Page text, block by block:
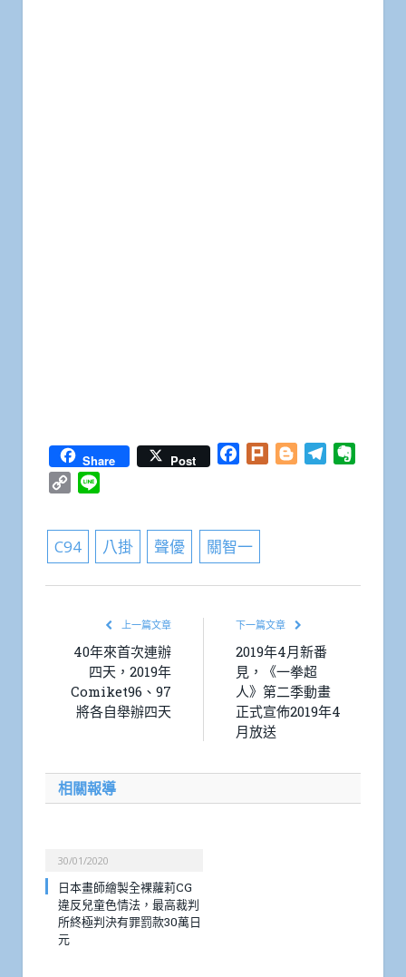
Share Post Facebook
Plurk BloggerTelegram
Copy
C94 八掛 聲優 關智一
上一篇文章
40年來首次連辦
四天，2019年
Comiket96、97
將各自舉辦四天
下一篇文章
2019年4月新番
見，《一拳超
人》第二季動畫
正式宣佈2019年4
月放送
相關報導
30/01/2020
日本畫師繪製全裸蘿莉CG
違反兒童色情法，最高裁判
所終極判決有罪罰款30萬日
元